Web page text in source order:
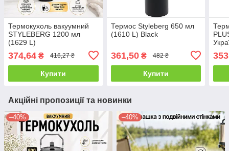
Термокухоль вакуумний
STYLEBERG 1200 мл
(1629 L)
374,64 ₴ 416,27 ₴
Купити
Термос Styleberg 650 мл
(1610 L) Black
361,50₴ 482 ₴
Купити
Акційні пропозиції та новинки
–40% –40%